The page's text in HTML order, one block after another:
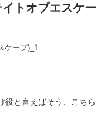
トオブエスケー
役と言えばそう、こちら